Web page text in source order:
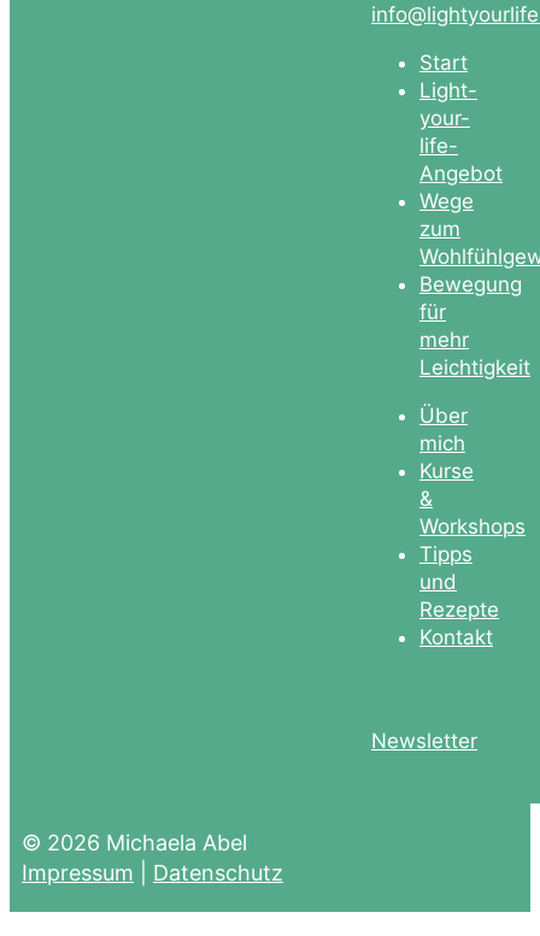
Start
Light-
your-
life-
Angebot
Wege
zum
Bewegung
für
mehr
Leichtigkeit
Über
mich
Kurse
&
Workshops
Tipps
und
Rezepte
Kontakt
Newsletter
© 2026 Michaela Abel
Impressum
Datenschutz